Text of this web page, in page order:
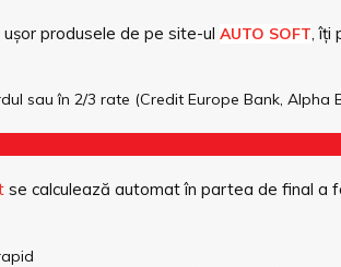
produsele de pe site-ul AUTO SOFT, îți
sau în 2/3 rate (Credit Europe Bank, Alpha
se calculează automat în partea de final a